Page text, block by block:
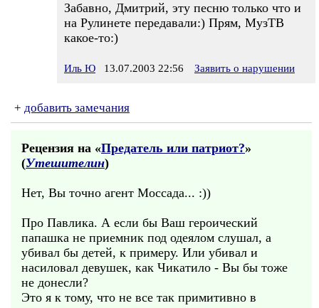
Забавно, Дмитрий, эту песню только что и
на Рулинете передавали:) Прям, МузТВ
какое-то:)
Иль Ю 13.07.2003 22:56 Заявить о нарушении
+ добавить замечания
Рецензия на «Предатель или патриот?»
(Утешителин)
Нет, Вы точно агент Моссада... :))
Про Павлика. А если бы Ваш героический
папашка не приемник под одеялом слушал, а
убивал бы детей, к примеру. Или убивал и
насиловал девушек, как Чикатило - Вы бы тоже
не донесли?
Это я к тому, что не все так примитивно в